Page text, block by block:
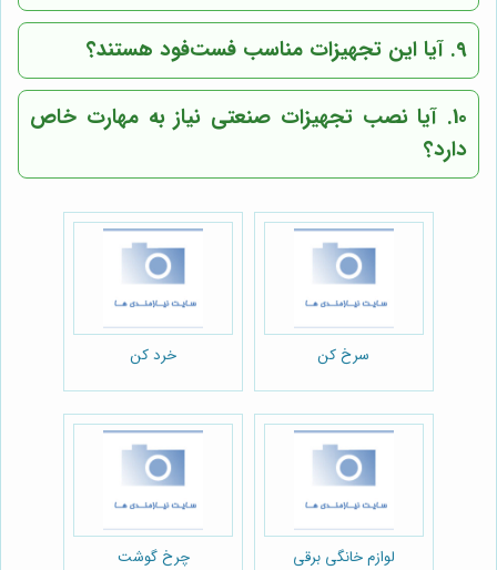
9. آیا این تجهیزات مناسب فست‌فود هستند؟
10. آیا نصب تجهیزات صنعتی نیاز به مهارت خاص
دارد؟
سرخ کن خرد کن
لوازم خانگی برقی چرخ گوشت